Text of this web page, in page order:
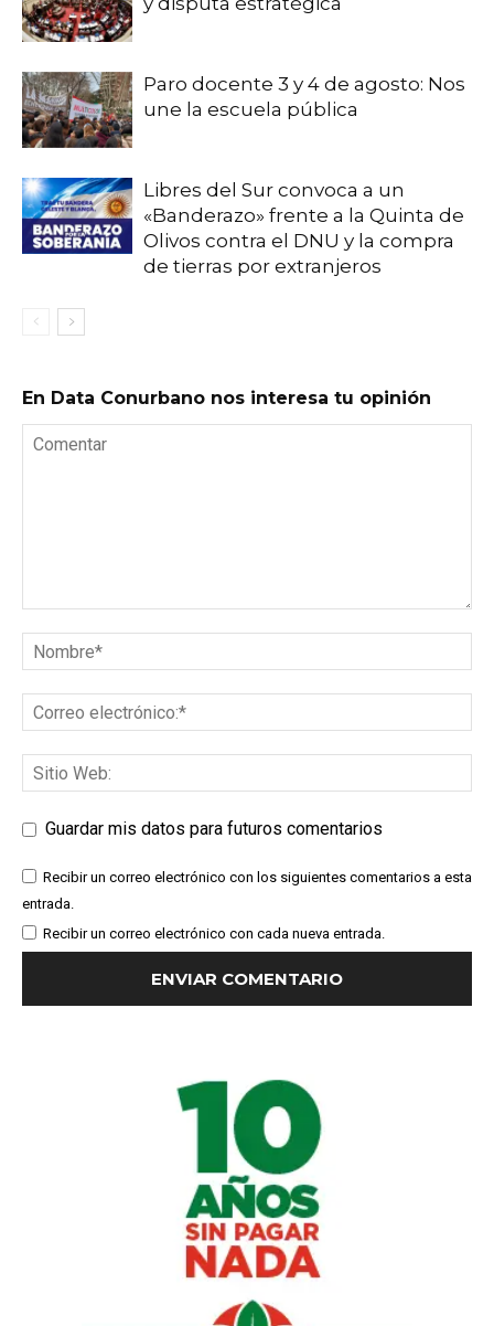
Paro docente 3 y 4 de agosto: Nos
une la escuela pública
Libres del Sur convoca a un
«Banderazo» frente a la Quinta de
Olivos contra el DNU y la compra
de tierras por extranjeros
En Data Conurbano nos interesa tu opinión
Guardar mis datos para futuros comentarios
Recibir un correo electrónico con los siguientes comentarios a esta
entrada.
Recibir un correo electrónico con cada nueva entrada.